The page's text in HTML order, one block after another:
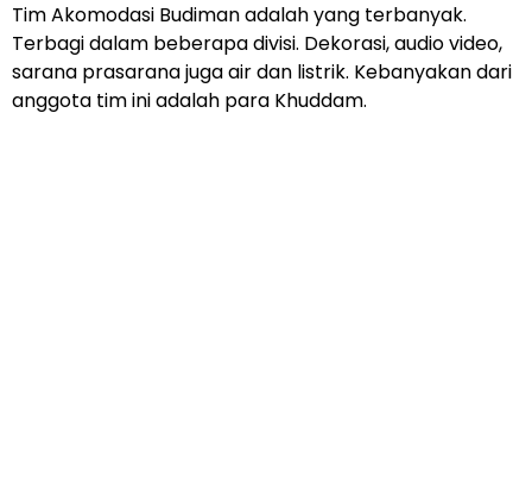
Tim Akomodasi Budiman adalah yang terbanyak.
Terbagi dalam beberapa divisi. Dekorasi, audio video,
sarana prasarana juga air dan listrik. Kebanyakan dari
anggota tim ini adalah para Khuddam.